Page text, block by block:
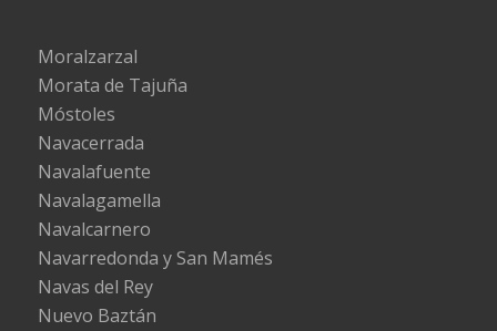
Moralzarzal
Morata de Tajuña
Móstoles
Navacerrada
Navalafuente
Navalagamella
Navalcarnero
Navarredonda y San Mamés
Navas del Rey
Nuevo Baztán